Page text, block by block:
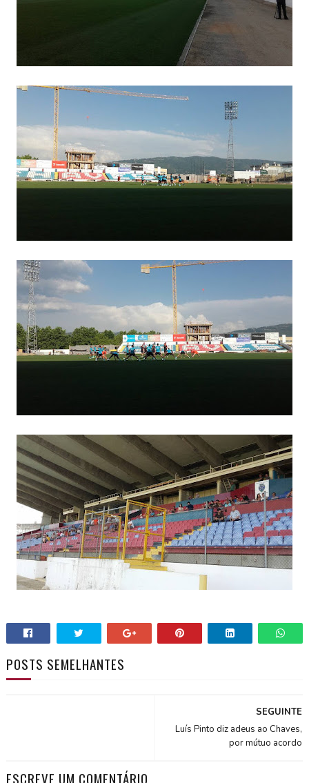
POSTS SEMELHANTES
SEGUINTE
Luís Pinto diz adeus ao Chaves,
por mútuo acordo
ESCREVE UM COMENTÁRIO